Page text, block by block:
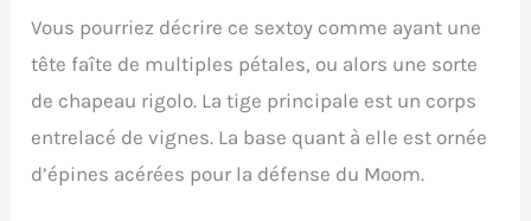
Vous pourriez décrire ce sextoy comme ayant une
tête faîte de multiples pétales, ou alors une sorte
de chapeau rigolo. La tige principale est un corps
entrelacé de vignes. La base quant à elle est ornée
d’épines acérées pour la défense du Moom.